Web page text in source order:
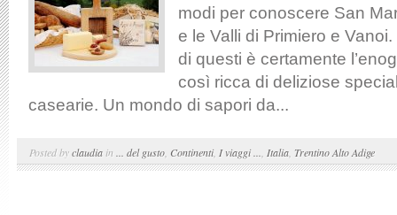
modi per conoscere San
e le Valli di Primiero e
di questi è certamente
così ricca di deliziose
casearie. Un mondo di sapori da...
Posted byclaudia in ... del gusto Continenti, I viaggi ... Italia Trentino Alto Adige